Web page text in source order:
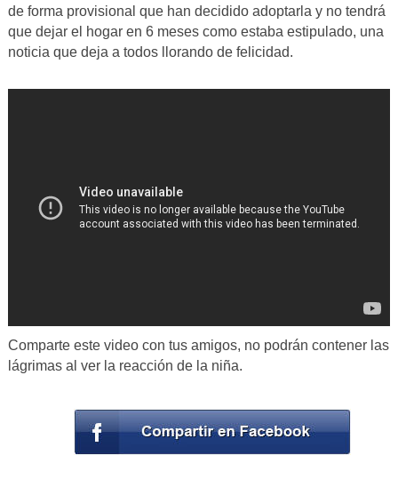
de forma provisional que han decidido adoptarla y no tendrá
que dejar el hogar en 6 meses como estaba estipulado, una
noticia que deja a todos llorando de felicidad.
Comparte este video con tus amigos, no podrán contener las
lágrimas al ver la reacción de la niña.